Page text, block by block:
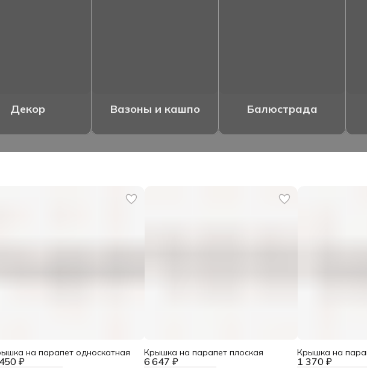
Декор Вазоны и кашпо Балюстрада
₽
на парапет односкатная
6 647 ₽
Крышка на парапет плоская
1 370 ₽
Крышка на